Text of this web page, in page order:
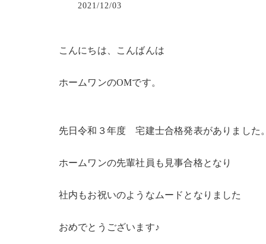
2021/12/03
こんにちは、こんばんは
ホームワンのOMです。
先日令和３年度 宅建士合格発表がありました。
ホームワンの先輩社員も見事合格となり
社内もお祝いのようなムードとなりました
おめでとうございます♪